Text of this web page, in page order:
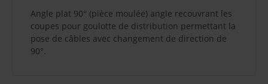
Angle plat 90° (pièce moulée) angle recouvrant les
coupes pour goulotte de distribution permettant la
pose de câbles avec changement de direction de
90°.